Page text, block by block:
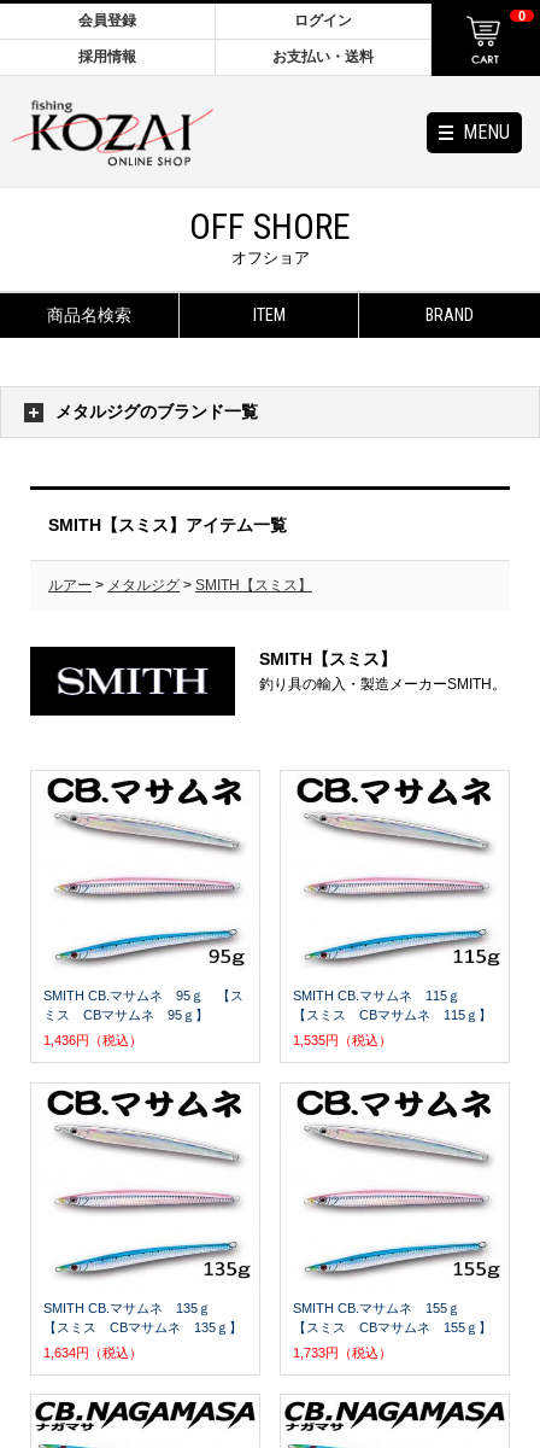
MENU
会員登録 ログイン
採用情報 お支払い・送料
0
OFF SHORE
オフショア
商品名検索 ITEM BRAND
メタルジグのブランド一覧
SMITH【スミス】アイテム一覧
ルアー > メタルジグ > SMITH【スミス】
SMITH【スミス】
釣り具の輸入・製造メーカーSMITH。
SMITH CB.マサムネ 95ｇ 【ス
ミス CBマサムネ 95ｇ】
1,436円（税込）
SMITH CB.マサムネ 115ｇ
【スミス CBマサムネ 115ｇ】
1,535円（税込）
SMITH CB.マサムネ 135ｇ
【スミス CBマサムネ 135ｇ】
1,634円（税込）
SMITH CB.マサムネ 155ｇ
【スミス CBマサムネ 155ｇ】
1,733円（税込）